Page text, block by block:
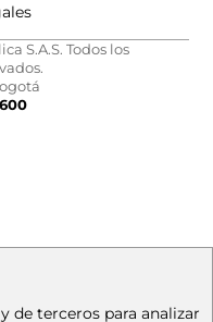
S.A.S. Todos los
de terceros para analizar